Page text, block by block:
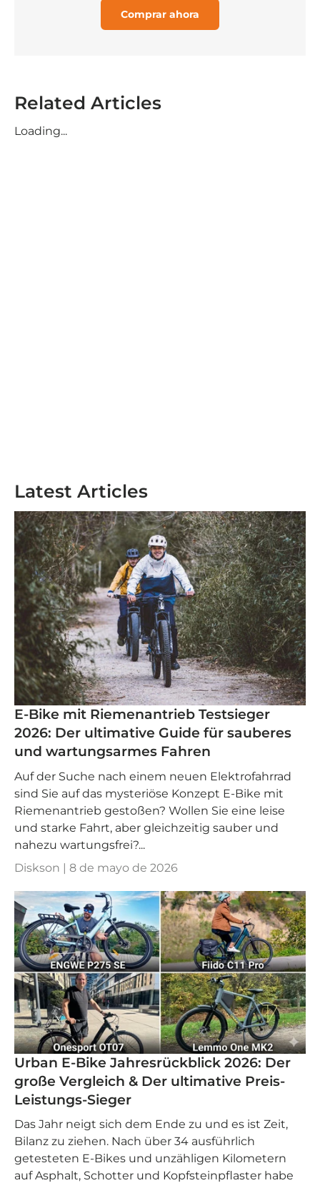
Comprar ahora
Latest Articles
E-Bike mit Riemenantrieb Testsieger
2026: Der ultimative Guide für sauberes
und wartungsarmes Fahren
Auf der Suche nach einem neuen Elektrofahrrad
sind Sie auf das mysteriöse Konzept E-Bike mit
Riemenantrieb gestoßen? Wollen Sie eine leise
und starke Fahrt, aber gleichzeitig sauber und
nahezu wartungsfrei?...
Diskson | 8 de mayo de 2026
Urban E-Bike Jahresrückblick 2026: Der
große Vergleich & Der ultimative Preis-
Leistungs-Sieger
Das Jahr neigt sich dem Ende zu und es ist Zeit,
Bilanz zu ziehen. Nach über 34 ausführlich
getesteten E-Bikes und unzähligen Kilometern
auf Asphalt, Schotter und Kopfsteinpflaster habe
Related Articles
Loading...